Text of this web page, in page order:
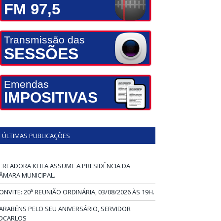
FM 97,5
Transmissão das
SESSÕES
Emendas
IMPOSITIVAS
ÚLTIMAS PUBLICAÇÕES
KEILA ASSUME A PRESIDÊNCIA DA
MUNICIPAL.
20ª REUNIÃO ORDINÁRIA, 03/08/2026 ÀS 19H.
PELO SEU ANIVERSÁRIO, SERVIDOR